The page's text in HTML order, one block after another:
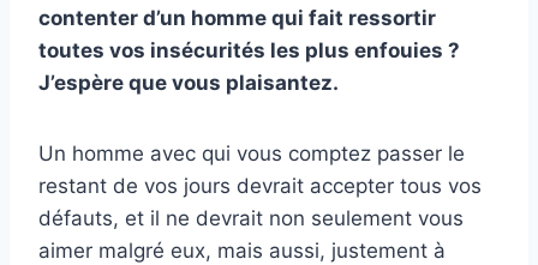
contenter d’un homme qui fait ressortir
toutes vos insécurités les plus enfouies ?
J’espère que vous plaisantez.
Un homme avec qui vous comptez passer le
restant de vos jours devrait accepter tous vos
défauts, et il ne devrait non seulement vous
aimer malgré eux, mais aussi, justement à